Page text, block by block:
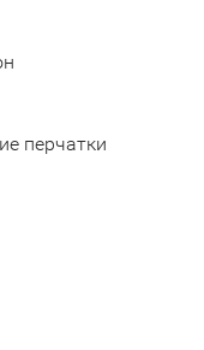
перчатки